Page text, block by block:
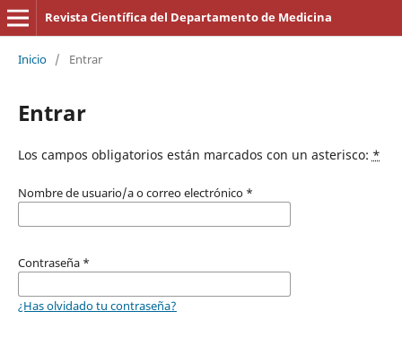
Revista Científica del Departamento de Medicina
Inicio / Entrar
Entrar
Los campos obligatorios están marcados con un asterisco: *
Nombre de usuario/a o correo electrónico *
Contraseña *
¿Has olvidado tu contraseña?